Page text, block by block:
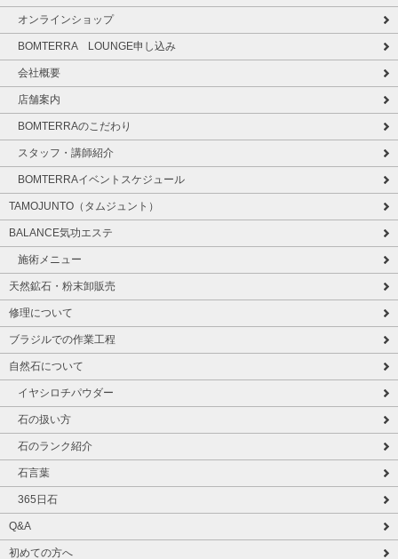
オンラインショップ
BOMTERRA LOUNGE申し込み
会社概要
店舗案内
BOMTERRAのこだわり
スタッフ・講師紹介
BOMTERRAイベントスケジュール
TAMOJUNTO（タムジュント）
BALANCE気功エステ
施術メニュー
天然鉱石・粉末卸販売
修理について
ブラジルでの作業工程
自然石について
イヤシロチパウダー
石の扱い方
石のランク紹介
石言葉
365日石
Q&A
初めての方へ